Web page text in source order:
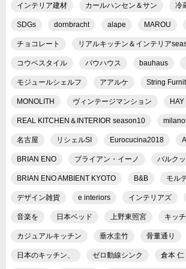
インテリア建材 カールハンセン＆サン 冷
SDGs dornbracht alape MAROU
チョコレート リアルキッチン＆インテリア
コウベスタイル バウハウス bauhaus
モジュールシェルフ アアルケ String
MONOLITH ヴィンテージマンション HAY
REAL KITCHEN＆INTERIOR season10
名古屋 リシェルSI Eurocucina2018
BRIAN ENO ブライアン・イーノ バルク
BRIAN ENO AMBIENT KYOTO B&B モル
デザイン雑貨 e interiors インテリアズ
音楽を 日本ベッド 上野東照宮 キッ
カジュアルキッチン 垂水圭竹 骨董通り
日本のキッチン、 ゼロ動線シンク 倉本 仁